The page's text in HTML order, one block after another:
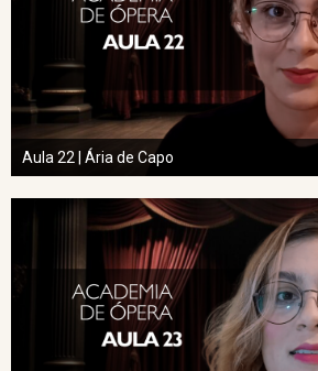
Aula 22 | Ária de Capo